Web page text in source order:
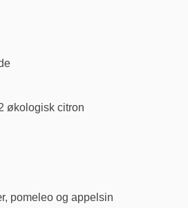
økologisk citron
pomeleo og appelsin